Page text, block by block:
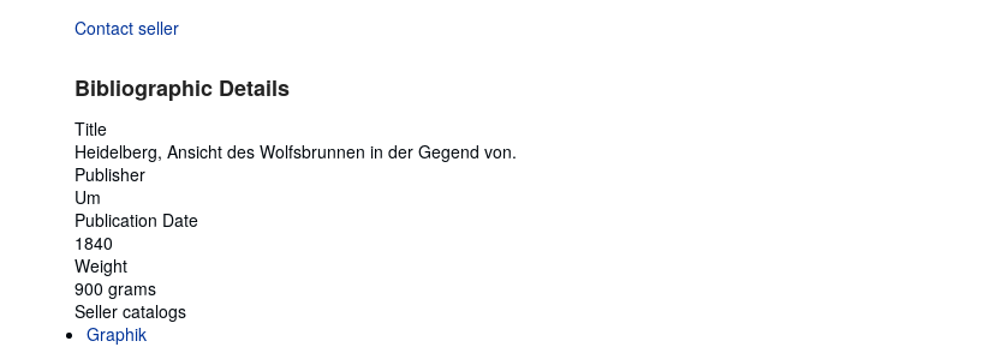
Contact seller
Bibliographic Details
Title
Heidelberg, Ansicht des Wolfsbrunnen in der Gegend von.
Publisher
Um
Publication Date
1840
Weight
900 grams
Seller catalogs
Graphik